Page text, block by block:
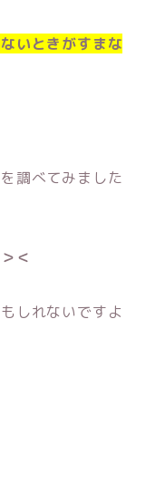
いときがすまな
調べてみました
＜
しれないですよ